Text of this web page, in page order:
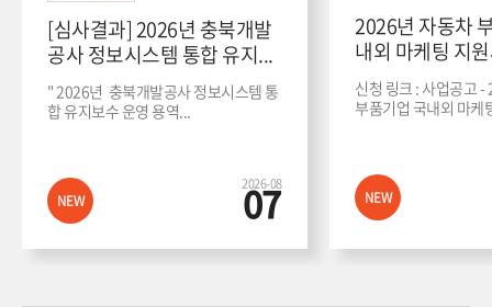
[심사결과] 2026년 충북개발
공사 정보시스템 통합 유지...
" 2026년 충북개발공사 정보시스템 통
합 유지보수 운영 용역...
NEW
2026-08
07
2026년 자동차
내외 마케팅 지
신청 링크 : 사업공고
부품기업 국내외 마케
NEW